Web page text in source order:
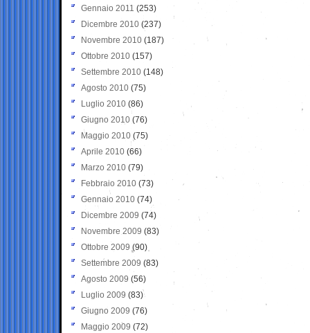
Gennaio 2011 (253)
Dicembre 2010 (237)
Novembre 2010 (187)
Ottobre 2010 (157)
Settembre 2010 (148)
Agosto 2010 (75)
Luglio 2010 (86)
Giugno 2010 (76)
Maggio 2010 (75)
Aprile 2010 (66)
Marzo 2010 (79)
Febbraio 2010 (73)
Gennaio 2010 (74)
Dicembre 2009 (74)
Novembre 2009 (83)
Ottobre 2009 (90)
Settembre 2009 (83)
Agosto 2009 (56)
Luglio 2009 (83)
Giugno 2009 (76)
Maggio 2009 (72)